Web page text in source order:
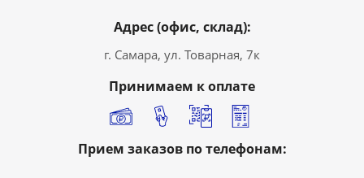
Адрес (офис, склад):
г. Самара, ул. Товарная, 7к
Принимаем к оплате
Прием заказов по телефонам: